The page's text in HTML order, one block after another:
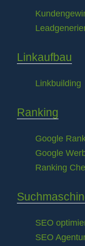
Linkaufbau
Linkbuilding
Ranking
Google
Google
Ranking
SEO
SEO